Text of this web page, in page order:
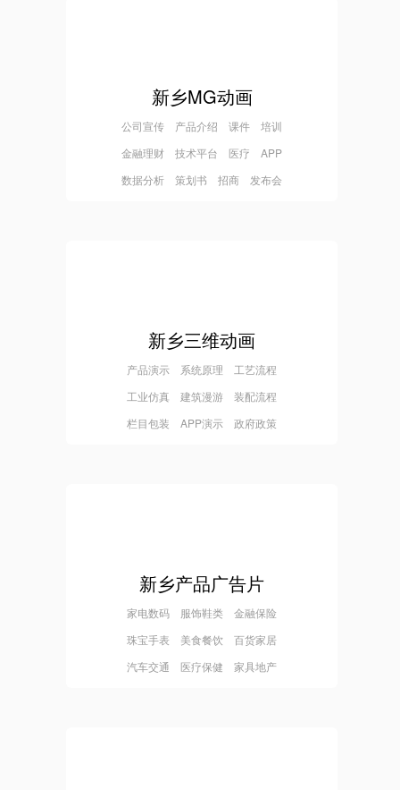
新乡MG动画
公司宣传 产品介绍 课件 培训
金融理财 技术平台 医疗 APP
数据分析 策划书 招商 发布会
新乡三维动画
产品演示 系统原理 工艺流程
工业仿真 建筑漫游 装配流程
栏目包装 APP演示 政府政策
新乡产品广告片
家电数码 服饰鞋类 金融保险
珠宝手表 美食餐饮 百货家居
汽车交通 医疗保健 家具地产